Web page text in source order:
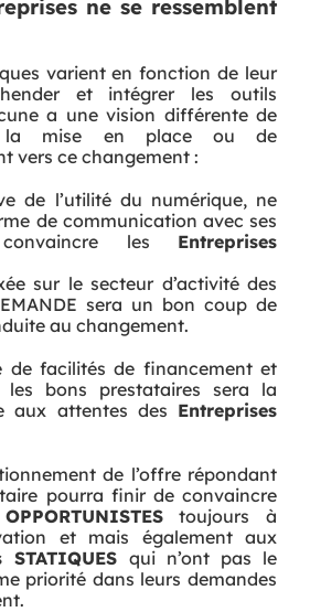
ne se ressemblent
varient en fonction de leur
et intégrer les outils
a une vision différente de
la mise en place ou de
vers ce changement :
de l’utilité du numérique, ne
de communication avec ses
les Entreprises
sur le secteur d’activité des
sera un bon coup de
au changement.
de facilités de financement et
les bons prestataires sera la
aux attentes des Entreprises
de l’offre répondant
pourra finir de convaincre
toujours à
et mais également aux
qui n’ont pas le
priorité dans leurs demandes